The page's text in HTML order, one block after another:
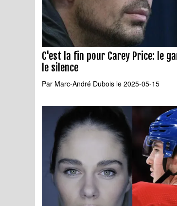
C'est la fin pour Carey Price: le
le silence
Par Marc-André Dubois le 2025-05-15